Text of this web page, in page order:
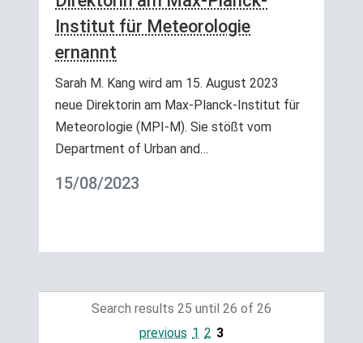
Institut für Meteorologie
ernannt
Sarah M. Kang wird am 15. August 2023
neue Direktorin am Max-Planck-Institut für
Meteorologie (MPI-M). Sie stößt vom
Department of Urban and…
15/08/2023
Search results 25 until 26 of 26
previous 1 2 3